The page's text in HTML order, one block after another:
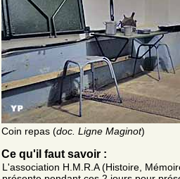
Coin repas (doc. Ligne Maginot)
Ce qu'il faut savoir :
L'association H.M.R.A (Histoire,